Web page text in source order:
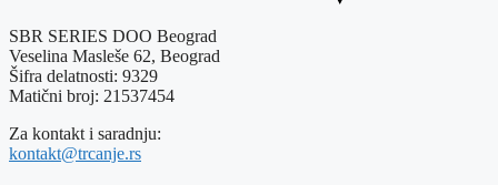
SBR SERIES DOO Beograd
Veselina Masleše 62, Beograd
Šifra delatnosti: 9329
Matični broj: 21537454
Za kontakt i saradnju:
kontakt@trcanje.rs